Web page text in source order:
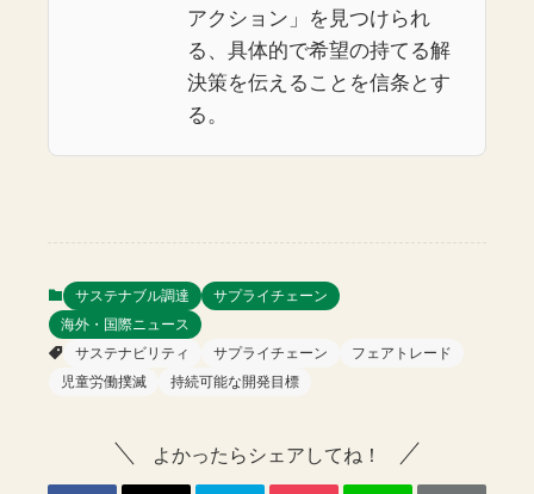
アクション」を見つけられ
る、具体的で希望の持てる解
決策を伝えることを信条とす
る。
サステナブル調達
サプライチェーン
海外・国際ニュース
サステナビリティ
サプライチェーン
フェアトレード
児童労働撲滅
持続可能な開発目標
よかったらシェアしてね！